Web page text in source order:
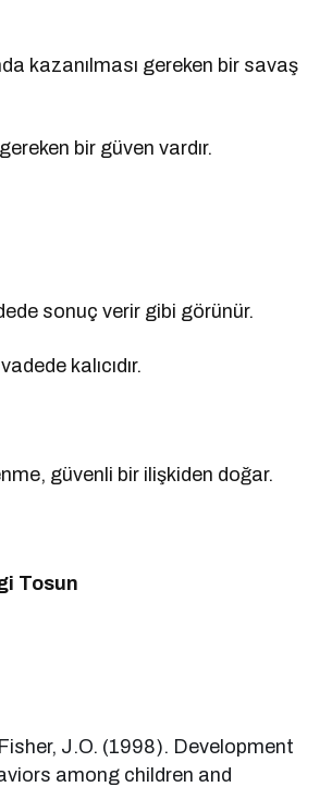
kazanılması gereken bir savaş
bir güven vardır.
sonuç verir gibi görünür.
kalıcıdır.
güvenli bir ilişkiden doğar.
Tosun
J.O. (1998). Development
among children and